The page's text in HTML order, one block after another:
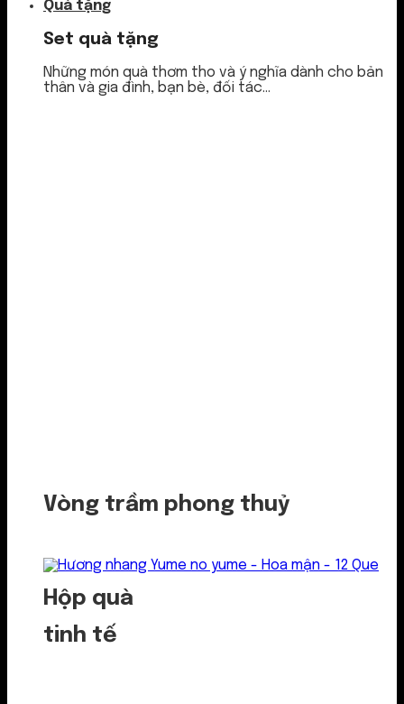
Quà tặng
Set quà tặng
Những món quà thơm tho và ý nghĩa dành cho bản
thân và gia đình, bạn bè, đối tác...
Vòng trầm phong thuỷ
Hộp quà
tinh tế